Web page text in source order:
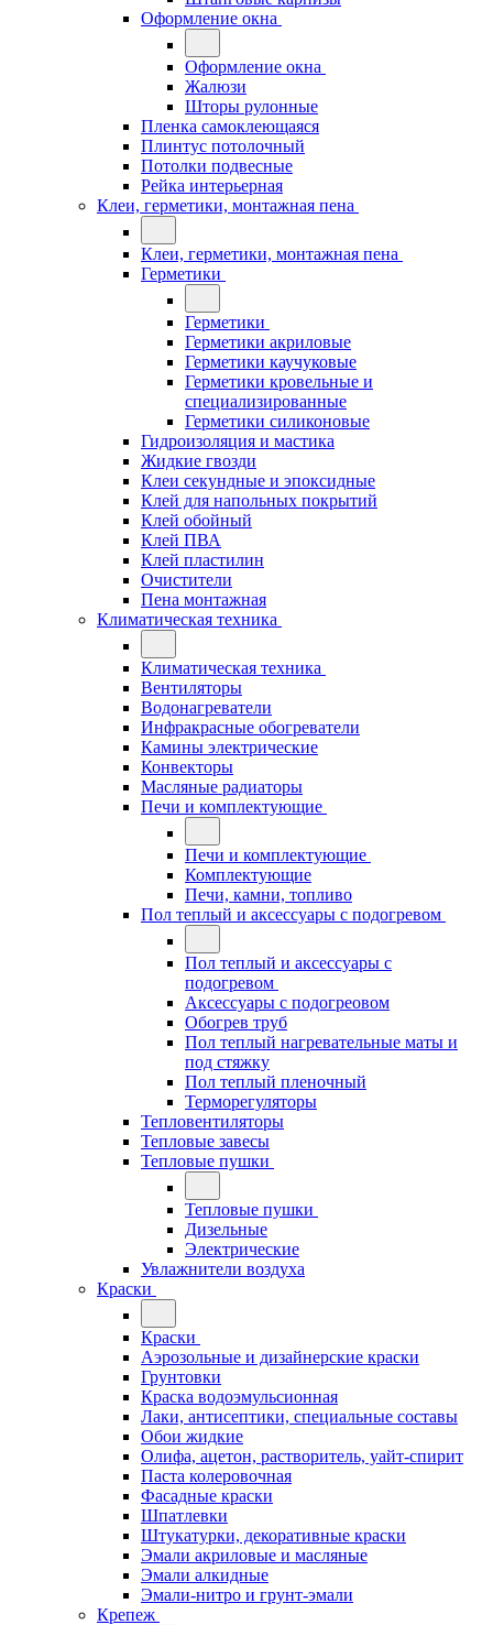
Оформление окна
Оформление окна
Жалюзи
Шторы рулонные
Пленка самоклеющаяся
Плинтус потолочный
Потолки подвесные
Рейка интерьерная
Клеи, герметики, монтажная пена
Клеи, герметики, монтажная пена
Герметики
Герметики
Герметики акриловые
Герметики каучуковые
Герметики кровельные и
специализированные
Герметики силиконовые
Гидроизоляция и мастика
Жидкие гвозди
Клеи секундные и эпоксидные
Клей для напольных покрытий
Клей обойный
Клей ПВА
Клей пластилин
Очистители
Пена монтажная
Климатическая техника
Климатическая техника
Вентиляторы
Водонагреватели
Инфракрасные обогреватели
Камины электрические
Конвекторы
Масляные радиаторы
Печи и комплектующие
Печи и комплектующие
Комплектующие
Печи, камни, топливо
Пол теплый и аксессуары с подогревом
Пол теплый и аксессуары с
подогревом
Аксессуары с подогреовом
Обогрев труб
Пол теплый нагревательные маты и
под стяжку
Пол теплый пленочный
Терморегуляторы
Тепловентиляторы
Тепловые завесы
Тепловые пушки
Тепловые пушки
Дизельные
Электрические
Увлажнители воздуха
Краски
Краски
Аэрозольные и дизайнерские краски
Грунтовки
Краска водоэмульсионная
Лаки, антисептики, специальные составы
Обои жидкие
Олифа, ацетон, растворитель, уайт-спирит
Паста колеровочная
Фасадные краски
Шпатлевки
Штукатурки, декоративные краски
Эмали акриловые и масляные
Эмали алкидные
Эмали-нитро и грунт-эмали
Крепеж